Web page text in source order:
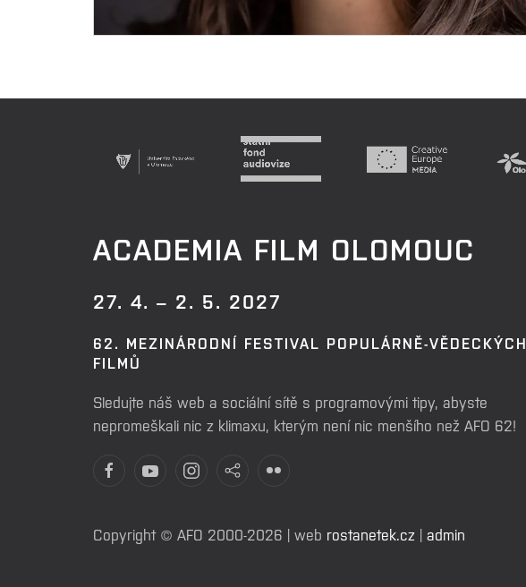
ACADEMIA FILM OLOMOUC
27. 4. – 2. 5. 2027
62. MEZINÁRODNÍ FESTIVAL POPULÁRNĚ-VĚDECKÝCH
FILMŮ
Sledujte náš web a sociální sítě s programovými tipy, abyste
nepromeškali nic z klimaxu, kterým není nic menšího než AFO 62!
Copyright © AFO 2000-2026 | web rostanetek.cz | admin